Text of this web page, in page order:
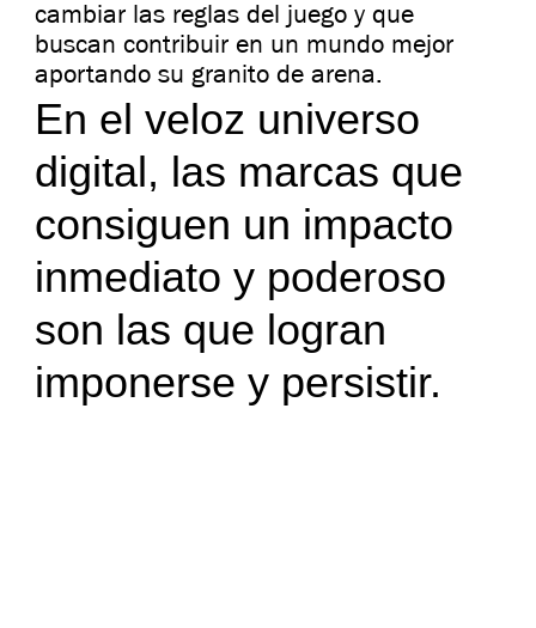
cambiar las reglas del juego y que
buscan contribuir en un mundo mejor
aportando su granito de arena.
En el veloz universo
digital, las marcas que
consiguen un impacto
inmediato y poderoso
son las que logran
imponerse y persistir.